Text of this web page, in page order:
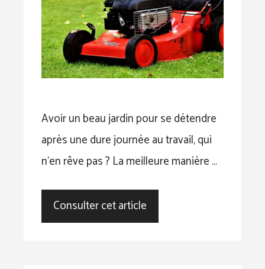
Avoir un beau jardin pour se détendre
après une dure journée au travail, qui
n’en rêve pas ? La meilleure manière …
Consulter cet article